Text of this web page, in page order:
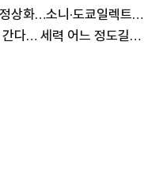
TSMC 日구마모토 1공장 조업 정상화…소니·도쿄일렉트론도 재가동
13호 태풍 '돌핀' 괌→일본 도쿄 간다… 세력 어느 정도길래?